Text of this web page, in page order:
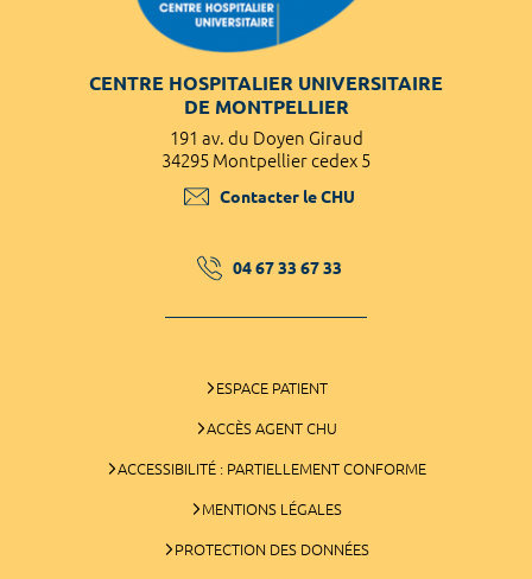
CENTRE HOSPITALIER UNIVERSITAIRE
DE MONTPELLIER
191 av. du Doyen Giraud
34295 Montpellier cedex 5
Contacter le CHU
04 67 33 67 33
ESPACE PATIENT
ACCÈS AGENT CHU
ACCESSIBILITÉ : PARTIELLEMENT CONFORME
MENTIONS LÉGALES
PROTECTION DES DONNÉES